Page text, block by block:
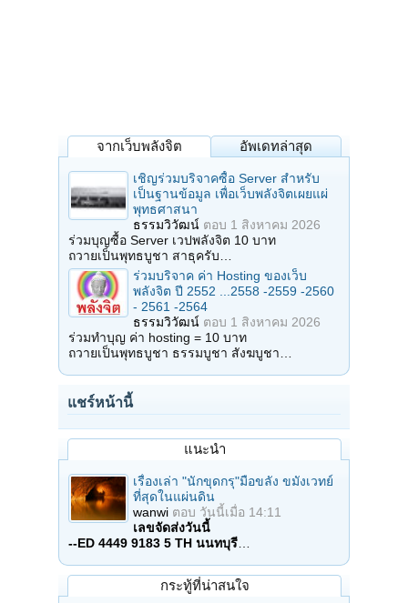
จากเว็บพลังจิต อัพเดทล่าสุด
เชิญร่วมบริจาคซื้อ Server สำหรับ
เป็นฐานข้อมูล เพื่อเว็บพลังจิตเผยแผ่
พุทธศาสนา
ธรรมวิวัฒน์ ตอบ 1 สิงหาคม 2026
ร่วมบุญซื้อ Server เวปพลังจิต 10 บาท
ถวายเป็นพุทธบูชา สาธุครับ…
ร่วมบริจาค ค่า Hosting ของเว็บ
พลังจิต ปี 2552 ...2558 -2559 -2560
- 2561 -2564
ธรรมวิวัฒน์ ตอบ 1 สิงหาคม 2026
ร่วมทำบุญ ค่า hosting = 10 บาท
ถวายเป็นพุทธบูชา ธรรมบูชา สังฆบูชา…
แชร์หน้านี้
แนะนำ
เรื่องเล่า "นักขุดกรุ"มือขลัง ขมังเวทย์
ที่สุดในแผ่นดิน
wanwi ตอบ วันนี้เมื่อ 14:11
เลขจัดส่งวันนี้
--ED 4449 9183 5 TH นนทบุรี…
กระทู้ที่น่าสนใจ